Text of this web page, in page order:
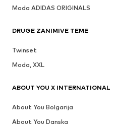
Moda ADIDAS ORIGINALS
DRUGE ZANIMIVE TEME
Twinset
Moda, XXL
ABOUT YOU X INTERNATIONAL
About You Bolgarija
About You Danska